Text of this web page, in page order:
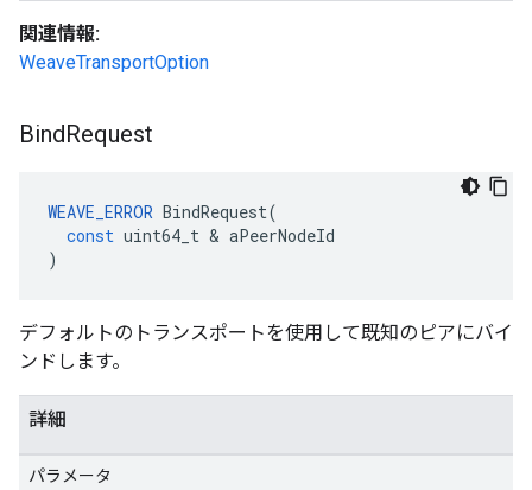
関連情報:
WeaveTransportOption
BindRequest
WEAVE_ERROR BindRequest(
const uint64_t & aPeerNodeId
)
デフォルトのトランスポートを使用して既知のピアにバイ
ンドします。
詳細
パラメータ